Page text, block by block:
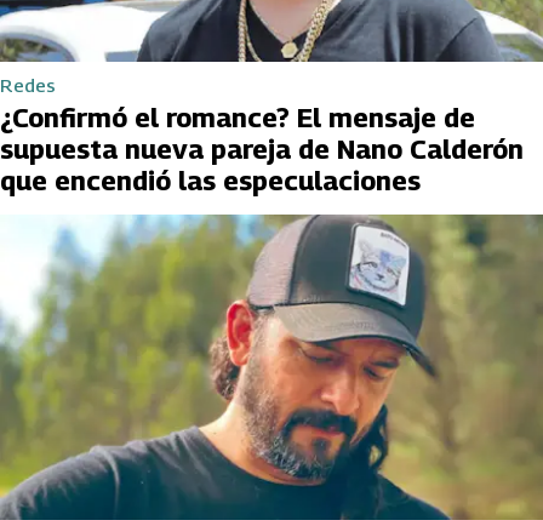
Redes
¿Confirmó el romance? El mensaje de
supuesta nueva pareja de Nano Calderón
que encendió las especulaciones